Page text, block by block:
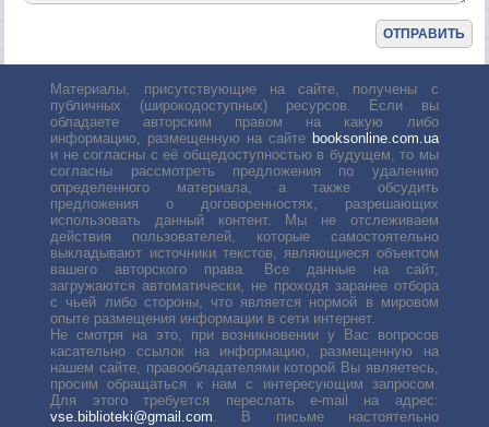
Материалы, присутствующие на сайте, получены с
публичных (широкодоступных) ресурсов. Если вы
обладаете авторским правом на какую либо
информацию, размещенную на сайте booksonline.com.ua
и не согласны с её общедоступностью в будущем, то мы
согласны рассмотреть предложения по удалению
определенного материала, а также обсудить
предложения о договоренностях, разрешающих
использовать данный контент. Мы не отслеживаем
действия пользователей, которые самостоятельно
выкладывают источники текстов, являющиеся объектом
вашего авторского права. Все данные на сайт,
загружаются автоматически, не проходя заранее отбора
с чьей либо стороны, что является нормой в мировом
опыте размещения информации в сети интернет.
Не смотря на это, при возникновении у Вас вопросов
касательно ссылок на информацию, размещенную на
нашем сайте, правообладателями которой Вы являетесь,
просим обращаться к нам с интересующим запросом.
Для этого требуется переслать е-mail на адрес:
vse.biblioteki@gmail.com. В письме настоятельно